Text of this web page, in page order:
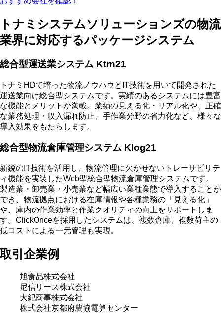
トナミシステムソリューションズの物流
業界に対応するパッケージシステム
総合型運送業システム Ktrn21
トナミHDで培った物流ノウハウとIT技術を用いて開発された
運送業向け総合型システムです。実績のあるシステムには豊富
な機能とメリットが満載。業績の見える化・リアル化や、正確
な業務処理・収入漏れ防止、手作業分野の省力化など、様々な
導入効果をもたらします。
総合型物流倉庫管理システム Klog21
新鋭のIT技術を活用し、物流管理に欠かせないトレーサビリテ
ィ機能を実装したWeb型統合型物流倉庫管理システムです。
製造業・卸売業・小売業など幅広い業種業態で導入することが
でき、物流拠点における在庫情報や各種業務の「見える化」
や、庫内の作業効率と作業クオリティの向上をサポートしま
す。ClickOnceを採用したシステムは、複数倉庫、複数荷主の
低コストによる一元管理も実現。
取引企業例
旭食品株式会社
尼信リース株式会社
大紀商事株式会社
株式会社京都府農協電算センター